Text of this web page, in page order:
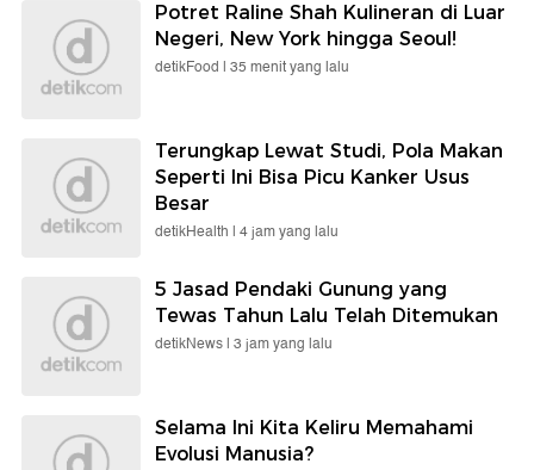
Potret Raline Shah Kulineran di Luar
Negeri, New York hingga Seoul!
detikFood | 35 menit yang lalu
Terungkap Lewat Studi, Pola Makan
Seperti Ini Bisa Picu Kanker Usus
Besar
detikHealth | 4 jam yang lalu
5 Jasad Pendaki Gunung yang
Tewas Tahun Lalu Telah Ditemukan
detikNews | 3 jam yang lalu
Selama Ini Kita Keliru Memahami
Evolusi Manusia?